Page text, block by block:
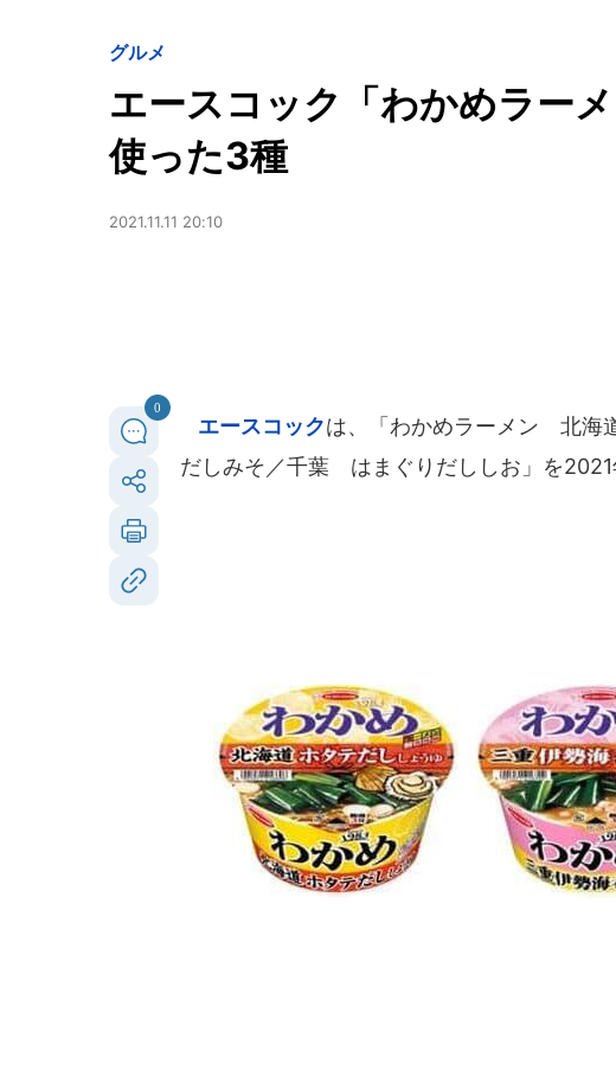
グルメ
エースコック「わかめラー
使った3種
2021.11.11 20:10
0
エースコックは、「わかめラーメン 北
だしみそ／千葉 はまぐりだししお」を2021